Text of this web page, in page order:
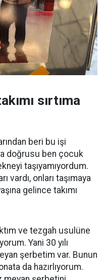
sırtıma
beri bu işi
doğrusu ben çocuk
taşıyamıyordum.
vardı, onları taşımaya
gelince takımı
ve tezgah usulüne
Yani 30 yılı
şerbetim var. Bunun
da hazırlıyorum.